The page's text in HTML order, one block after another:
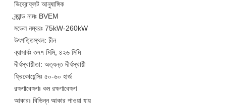
ভিব্রোফ্লট আনুষাঙ্গিক
ব্র্যান্ড নামঃ BVEM
মডেল নম্বরঃ 75kW-260kW
উৎপত্তিস্থল: চীন
ব্যাসার্ধঃ ৩৭৭ মিমি, ৪২৬ মিমি
দীর্ঘস্থায়ীতা: অত্যন্ত দীর্ঘস্থায়ী
ফ্রিকোয়েন্সিঃ ৫০-৬০ হার্জ
রক্ষণাবেক্ষণঃ কম রক্ষণাবেক্ষণ
আকারঃ বিভিন্ন আকার পাওয়া যায়